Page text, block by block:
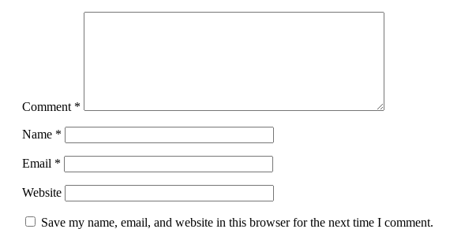
Comment *
Name *
Email *
Website
Save my name, email, and website in this browser for the next time I comment.